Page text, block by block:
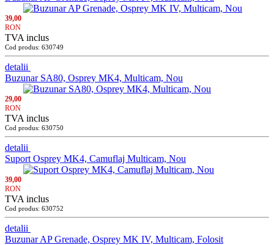
39,00
RON
TVA inclus
Cod produs: 630749
detalii
Buzunar SA80, Osprey MK4, Multicam, Nou
29,00
RON
TVA inclus
Cod produs: 630750
detalii
Suport Osprey MK4, Camuflaj Multicam, Nou
39,00
RON
TVA inclus
Cod produs: 630752
detalii
Buzunar AP Grenade, Osprey MK IV, Multicam, Folosit